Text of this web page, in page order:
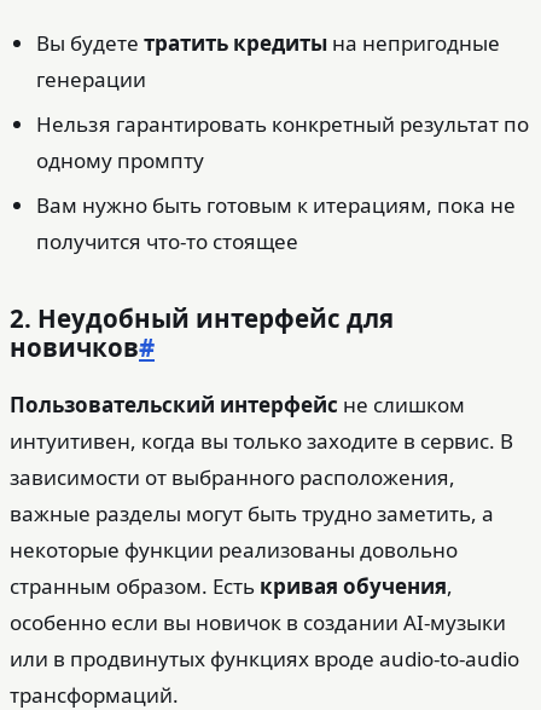
Вы будете тратить кредитына непригодные
генерации
Нельзя гарантировать конкретный результат по
одному промпту
Вам нужно быть готовым к итерациям, пока не
получится что‑то стоящее
2. Неудобный интерфейс для
новичков#
Пользовательский интерфейс не слишком
интуитивен, когда вы только заходите в сервис. В
зависимости от выбранного расположения,
важные разделы могут быть трудно заметить, а
некоторые функции реализованы довольно
странным образом. Есть кривая обучения,
особенно если вы новичок в создании AI‑музыки
или в продвинутых функциях вроде audio‑to‑audio
трансформаций.